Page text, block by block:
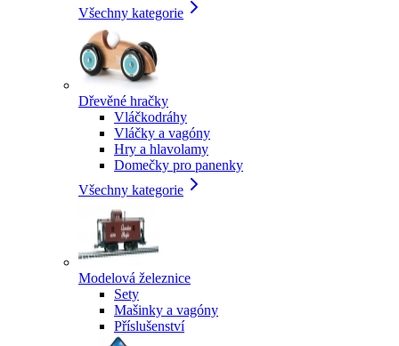
Všechny kategorie
Dřevěné hračky
Vláčkodráhy
Vláčky a vagóny
Hry a hlavolamy
Domečky pro panenky
Všechny kategorie
Modelová železnice
Sety
Mašinky a vagóny
Příslušenství